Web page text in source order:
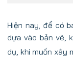
Hiện nay, để có
dựa vào bản vẽ,
dụ, khi muốn xây